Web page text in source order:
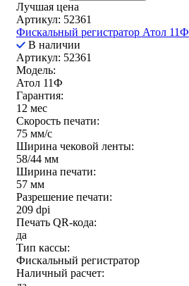
Лучшая цена
Артикул: 52361
Фискальный регистратор Атол 11Ф
В наличии
Артикул: 52361
Модель:
Атол 11Ф
Гарантия:
12 мес
Скорость печати:
75 мм/с
Ширина чековой ленты:
58/44 мм
Ширина печати:
57 мм
Разрешение печати:
209 dpi
Печать QR-кода:
да
Тип кассы:
Фискальный регистратор
Наличный расчет: